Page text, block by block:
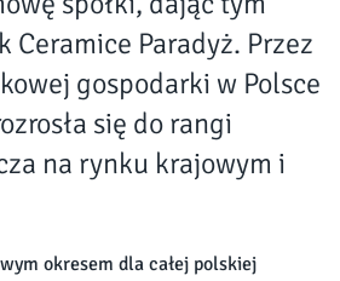
Ceramice Paradyż. Przez
gospodarki w Polsce
się do rangi
na rynku krajowym i
okresem dla całej polskiej